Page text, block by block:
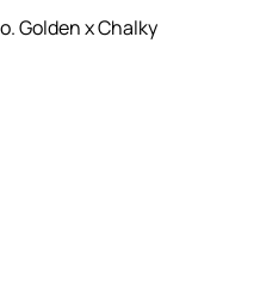
Golden x Chalky